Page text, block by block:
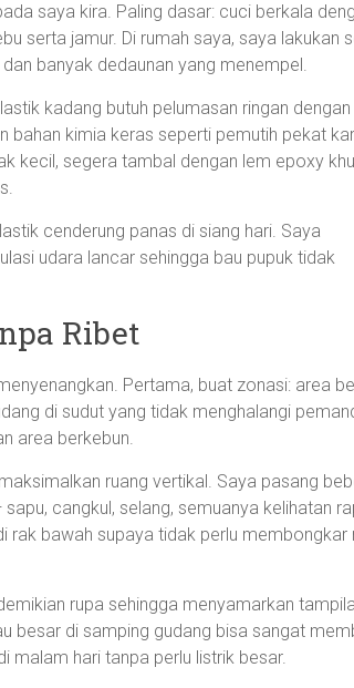
saya kira. Paling dasar: cuci berkala
serta jamur. Di rumah saya, saya lakukan
banyak dedaunan yang menempel.
kadang butuh pelumasan ringan
bahan kimia keras seperti pemutih pekat
kecil, segera tambal dengan lem epoxy
cenderung panas di siang hari. Saya
udara lancar sehingga bau pupuk tidak
Ribet
Pertama, buat zonasi: area
di sudut yang tidak menghalangi
area berkebun.
ruang vertikal. Saya pasang
cangkul, selang, semuanya kelihatan
rak bawah supaya tidak perlu membongkar
rupa sehingga menyamarkan
besar di samping gudang bisa sangat
malam hari tanpa perlu listrik besar.